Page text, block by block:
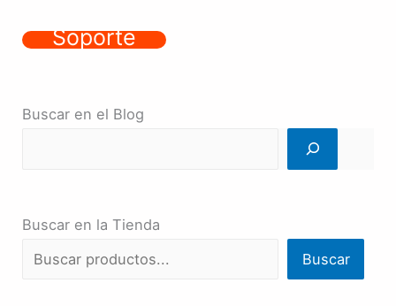
Soporte
Buscar en el Blog
Buscar en la Tienda
Buscar